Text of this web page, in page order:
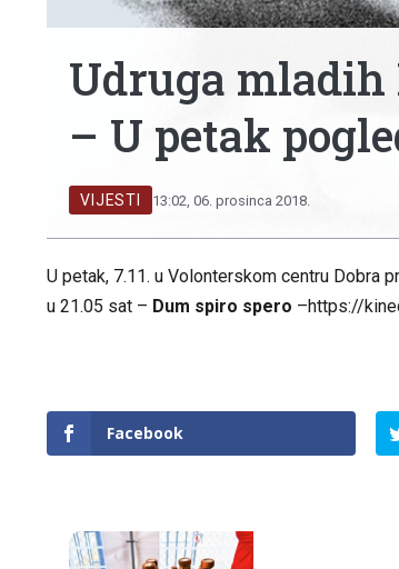
Udruga
– U petak
VIJESTI 13:02, 06. prosinca 2018.
U petak, 7.11. u Volonterskom centru Dobra
u 21.05 sat – Dum spiro spero –https://
Facebook